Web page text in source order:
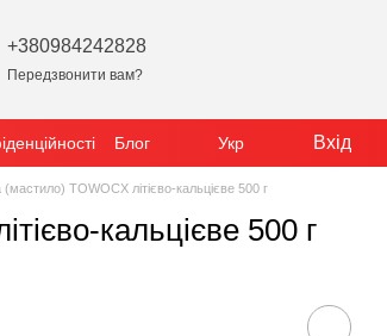
+380984242828
Передзвонити вам?
Блог Укр Вхід
TOWOCX літієво-кальцієве 500 г
кальцієве 500 г